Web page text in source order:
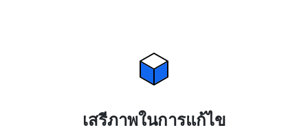
เสรีภาพในการแก้ไข